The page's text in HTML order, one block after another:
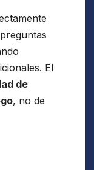
El
de
, no de